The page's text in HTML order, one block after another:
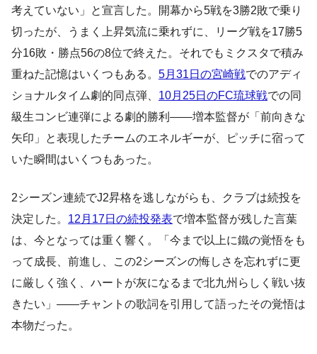
考えていない」と宣言した。開幕から5戦を3勝2敗で乗り
切ったが、うまく上昇気流に乗れずに、リーグ戦を17勝5
分16敗・勝点56の8位で終えた。それでもミクスタで積み
重ねた記憶はいくつもある。 5月31日の宮崎戦でのアディ
ショナルタイム劇的同点弾、 10月25日のFC琉球戦での同
級生コンビ連弾による劇的勝利——増本監督が「前向きな
矢印」と表現したチームのエネルギーが、ピッチに宿って
いた瞬間はいくつもあった。
2シーズン連続でJ2昇格を逃しながらも、クラブは続投を
決定した。 12月17日の続投発表で増本監督が残した言葉
は、今となっては重く響く。「今まで以上に鐵の覚悟をも
って成長、前進し、この2シーズンの悔しさを忘れずに更
に厳しく強く、ハートが灰になるまで北九州らしく戦い抜
きたい」——チャントの歌詞を引用して語ったその覚悟は
本物だった。